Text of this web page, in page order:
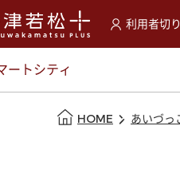
利用者切
選択すると
ートシティ
HOME あいづ